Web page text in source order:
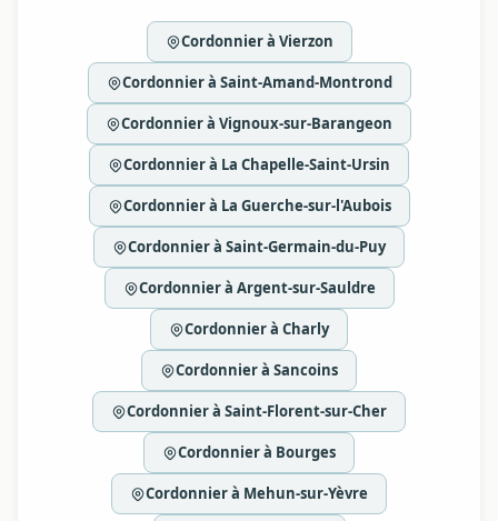
Cordonnier à Vierzon
Cordonnier à Saint-Amand-Montrond
Cordonnier à Vignoux-sur-Barangeon
Cordonnier à La Chapelle-Saint-Ursin
Cordonnier à La Guerche-sur-l'Aubois
Cordonnier à Saint-Germain-du-Puy
Cordonnier à Argent-sur-Sauldre
Cordonnier à Charly
Cordonnier à Sancoins
Cordonnier à Saint-Florent-sur-Cher
Cordonnier à Bourges
Cordonnier à Mehun-sur-Yèvre